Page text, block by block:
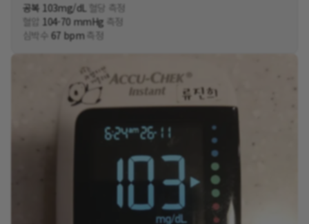
공복 103mg/dL 혈당 측정
혈압 104-70 mmHg 측정
심박수 67 bpm측정